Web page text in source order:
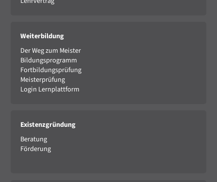
Weiterbildung
Der Weg zum Meister
Bildungsprogramm
Fortbildungsprüfung
Meisterprüfung
Login Lernplattform
Existenzgründung
Beratung
Förderung